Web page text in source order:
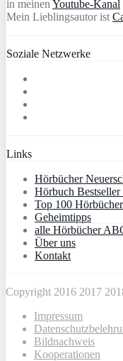
in meinen Youtube-Kanal
Mein Lieblingsautor ist
Soziale Netzwerke
Links
Hörbücher
Hörbuch Bestseller
Top 100 Hörbücher
Geheimtipps
alle Hörbücher
Über uns
Kontakt
Copyright 2016 2017
Impressum
Bildnachweis
Kooperationen